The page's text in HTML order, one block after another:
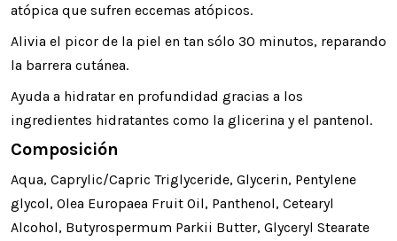
atópica que sufren eccemas atópicos.
Alivia el picor de la piel en tan sólo 30 minutos, reparando
la barrera cutánea.
Ayuda a hidratar en profundidad gracias a los
ingredientes hidratantes como la glicerina y el pantenol.
Composición
Aqua, Caprylic/Capric Triglyceride, Glycerin, Pentylene
glycol, Olea Europaea Fruit Oil, Panthenol, Cetearyl
Alcohol, Butyrospermum Parkii Butter, Glyceryl Stearate